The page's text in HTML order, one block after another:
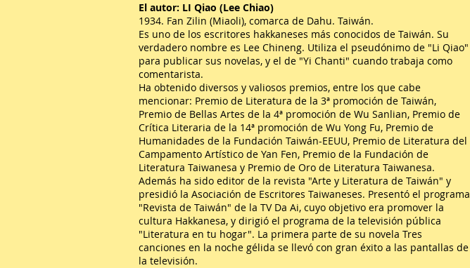
El autor: LI Qiao (Lee Chiao)
1934. Fan Zilin (Miaoli), comarca de Dahu. Taiwán.
Es uno de los escritores hakkaneses más conocidos de Taiwán. Su
verdadero nombre es Lee Chineng. Utiliza el pseudónimo de "Li Qiao"
para publicar sus novelas, y el de "Yi Chanti" cuando trabaja como
comentarista.
Ha obtenido diversos y valiosos premios, entre los que cabe
mencionar: Premio de Literatura de la 3ª promoción de Taiwán,
Premio de Bellas Artes de la 4ª promoción de Wu Sanlian, Premio de
Crítica Literaria de la 14ª promoción de Wu Yong Fu, Premio de
Humanidades de la Fundación Taiwán-EEUU, Premio de Literatura del
Campamento Artístico de Yan Fen, Premio de la Fundación de
Literatura Taiwanesa y Premio de Oro de Literatura Taiwanesa.
Además ha sido editor de la revista "Arte y Literatura de Taiwán" y
presidió la Asociación de Escritores Taiwaneses. Presentó el programa
"Revista de Taiwán" de la TV Da Ai, cuyo objetivo era promover la
cultura Hakkanesa, y dirigió el programa de la televisión pública
"Literatura en tu hogar". La primera parte de su novela Tres
canciones en la noche gélida se llevó con gran éxito a las pantallas de
la televisión.